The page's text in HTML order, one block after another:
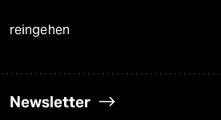
reingehen
Newsletter